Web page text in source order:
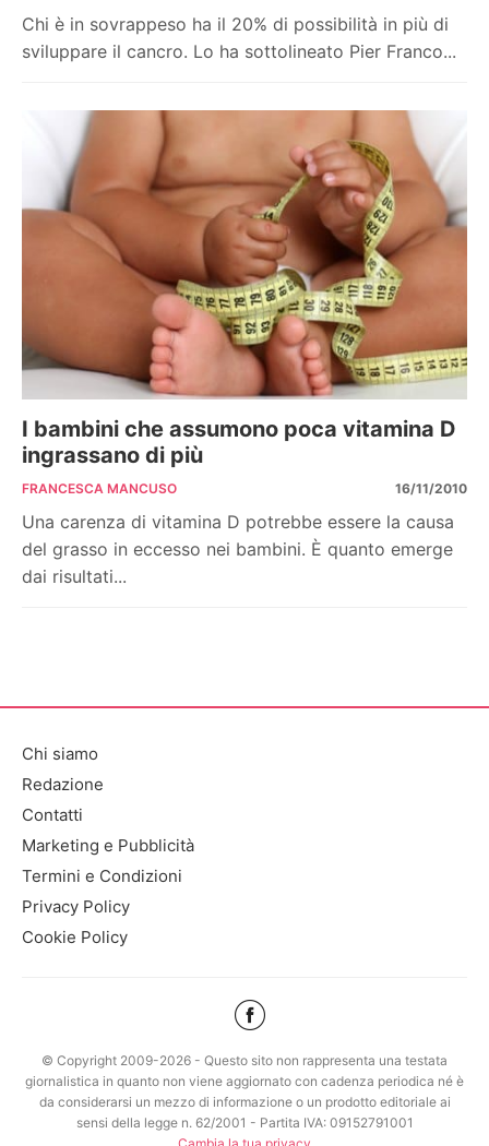
Chi è in sovrappeso ha il 20% di possibilità in più di
sviluppare il cancro. Lo ha sottolineato Pier Franco...
I bambini che assumono poca vitamina D
ingrassano di più
FRANCESCA MANCUSO 16/11/2010
Una carenza di vitamina D potrebbe essere la causa
del grasso in eccesso nei bambini. È quanto emerge
dai risultati...
Chi siamo
Redazione
Contatti
Marketing e Pubblicità
Termini e Condizioni
Privacy Policy
Cookie Policy
© Copyright 2009-2026 - Questo sito non rappresenta una testata
giornalistica in quanto non viene aggiornato con cadenza periodica né è
da considerarsi un mezzo di informazione o un prodotto editoriale ai
sensi della legge n. 62/2001 - Partita IVA: 09152791001